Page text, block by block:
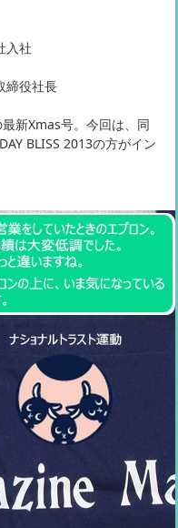
社
役社長
新Xmas号。今回は、同
BLISS 2013の方がイン